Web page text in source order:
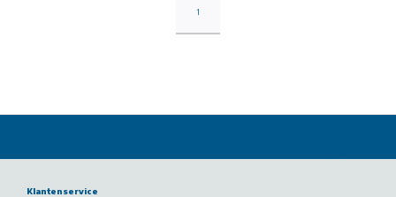
1
Klantenservice